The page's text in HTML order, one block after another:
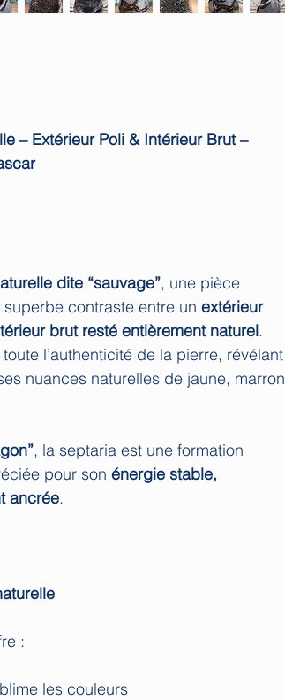
– Extérieur Poli & Intérieur Brut –
dite “sauvage”, une pièce
contraste entre un extérieur
brut resté entièrement naturel.
l’authenticité de la pierre, révélant
nuances naturelles de jaune, marron
, la septaria est une formation
pour son énergie stable,
ancrée.
:
les couleurs